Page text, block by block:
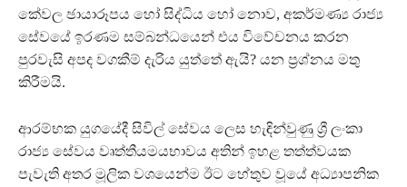
කේවල ඡායාරූපය හෝ සිද්ධිය හෝ නොව, අකර්මණ්‍ය රාජ්‍ය
සේවයේ ඉරණම සම්බන්ධයෙන් එය විවේචනය කරන
පුරවැසි අපද වගකීම් දැරිය යුත්තේ ඇයි? යන ප්‍රශ්නය මතු
කිරීමයි.
‍ආරම්භක යුගයේදී සිවිල් සේවය ලෙස හැඳින්වුණු ශ්‍රී ලංකා
රාජ්‍ය සේවය වෘත්තීයමයභාවය අතින් ඉහළ තත්ත්වයක
පැවැති අතර මූලික වශයෙන්ම ඊට හේතුව වූයේ අධ්‍යාපනික